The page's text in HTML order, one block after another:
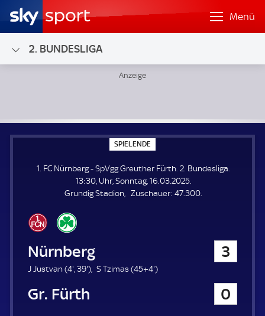
Menü
2. BUNDESLIGA
SPIELENDE
P
E
L
E
N
1. FC Nürnberg - SpVgg Greuther Fürth. 2. Bundesliga.
13:30, Uhr, Sonntag, 16.03.2025.
Grundig Stadion
Zuschauer: Z
47.300.
1. FC Nürnberg 3
J Justvan (4'4
m
,39'3
.
) S Tzimas (45+4'4
)
SpVgg Greuther Fürth 0